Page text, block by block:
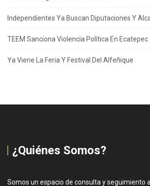
Independientes Ya Buscan Diputaciones Y
TEEM Sanciona Violencia Política En Ecatepec
Ya Viene La Feria Y Festival Del Alfeñique
¿Quiénes Somos?
Somos un espacio de consulta y seguimiento